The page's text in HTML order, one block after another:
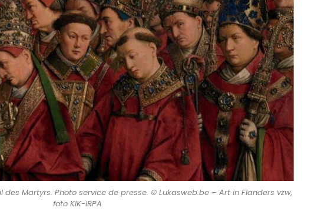
Martyrs. Photo service de presse. © Lukasweb.be – Art in Flanders vzw,
foto KIK-IRPA